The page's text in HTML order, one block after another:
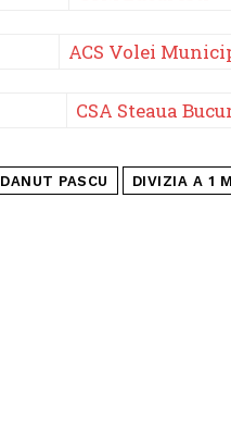
ACS Volei
CSA Steaua
DANUT PASCU DIVIZIA A 1 M